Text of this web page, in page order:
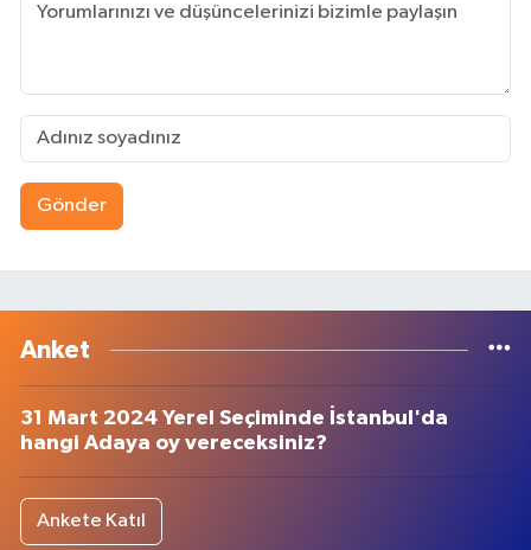
Gönder
Anket
31 Mart 2024 Yerel Seçiminde İstanbul'da
hangi Adaya oy vereceksiniz?
Ankete Katıl